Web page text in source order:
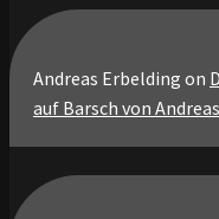
Andreas Erbelding on
auf Barsch von